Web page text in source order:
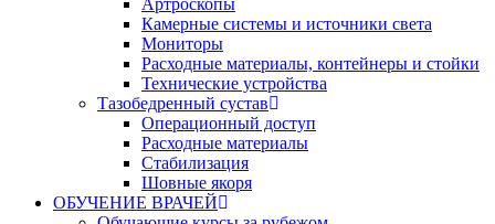
Артроскопы
Камерные системы и источники света
Мониторы
Расходные материалы, контейнеры и стойки
Технические устройства
Тазобедренный сустав
Операционный доступ
Расходные материалы
Стабилизация
Шовные якоря
ОБУЧЕНИЕ ВРАЧЕЙ